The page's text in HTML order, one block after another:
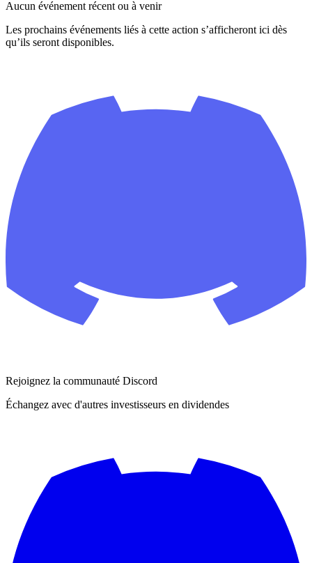
Aucun événement récent ou à venir
Les prochains événements liés à cette action s’afficheront ici dès
qu’ils seront disponibles.
Rejoignez la communauté Discord
Échangez avec d'autres investisseurs en dividendes